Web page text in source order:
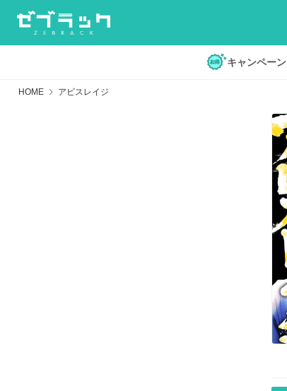
キャンペーン
HOME アビスレイジ